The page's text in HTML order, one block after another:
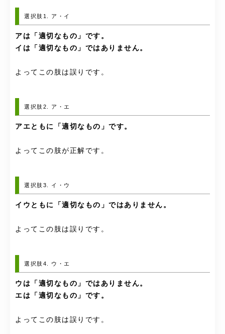
選択肢1. ア・イ
アは「適切なもの」です。
イは「適切なもの」ではありません。
よってこの肢は誤りです。
選択肢2. ア・エ
アエともに「適切なもの」です。
よってこの肢が正解です。
選択肢3. イ・ウ
イウともに「適切なもの」ではありません。
よってこの肢は誤りです。
選択肢4. ウ・エ
ウは「適切なもの」ではありません。
エは「適切なもの」です。
よってこの肢は誤りです。